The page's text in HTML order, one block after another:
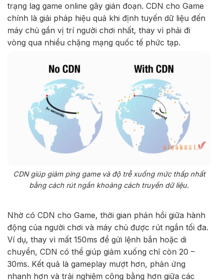
trạng lag game online gây gián đoạn. CDN cho Game
chính là giải pháp hiệu quả khi định tuyến dữ liệu đến
máy chủ gần vị trí người chơi nhất, thay vì phải đi
vòng qua nhiều chặng mạng quốc tế phức tạp.
CDN giúp giảm ping game và độ trễ xuống mức thấp nhất
bằng cách rút ngắn khoảng cách truyền dữ liệu.
Nhờ có CDN cho Game, thời gian phản hồi giữa hành
động của người chơi và máy chủ được rút ngắn tối đa.
Ví dụ, thay vì mất 150ms để gửi lệnh bắn hoặc di
chuyển, CDN có thể giúp giảm xuống chỉ còn 20 –
30ms. Kết quả là gameplay mượt hơn, phản ứng
nhanh hơn và trải nghiệm công bằng hơn giữa các